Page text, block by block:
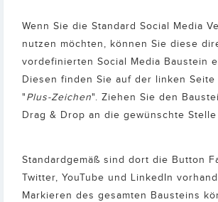
Wenn Sie die Standard Social Media
nutzen möchten, können Sie diese
vordefinierten Social Media Baustein
Diesen finden Sie auf der linken Seite
"Plus-Zeichen". Ziehen Sie den
Drag & Drop an die gewünschte
Standardgemäß sind dort die Button
Twitter, YouTube und LinkedIn
Markieren des gesamten Bausteins